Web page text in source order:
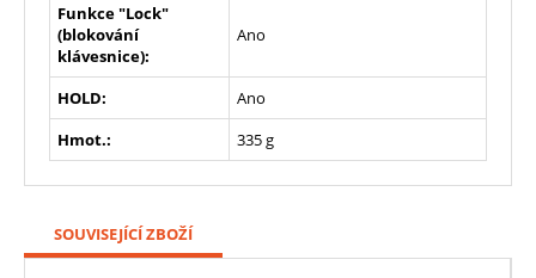
Funkce "Lock"
(blokování
klávesnice):
Ano
HOLD:
Ano
Hmot.:
335 g
SOUVISEJÍCÍ ZBOŽÍ